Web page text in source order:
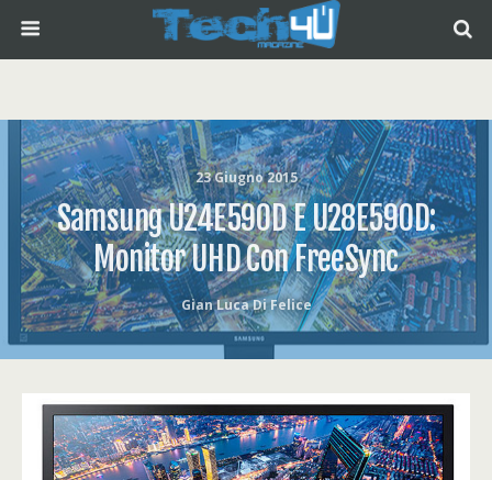
23 Giugno 2015
Samsung U24E590D E U28E590D:
Monitor UHD Con FreeSync
Gian Luca Di Felice